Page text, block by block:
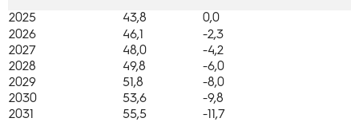
2025 43,8
0,0
2026
46,1
-2,3
2027
48,0
-4,2
2028
49,8
-6,0
2029
51,8
-8,0
2030
53,6
-9,8
2031
55,5
-11,7